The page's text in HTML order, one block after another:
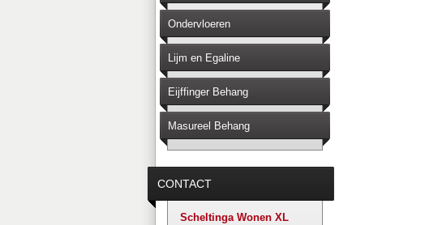
Ondervloeren
Lijm en Egaline
Eijffinger Behang
Masureel Behang
CONTACT
Scheltinga Wonen XL